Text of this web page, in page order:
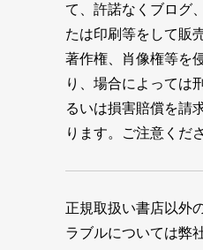
て、許諾なくブログ
たは印刷等をして販
著作権、肖像権等を
り、場合によっては
るいは損害賠償を請
ります。ご注意くだ
正規取扱い書店以外
ラブルについては弊